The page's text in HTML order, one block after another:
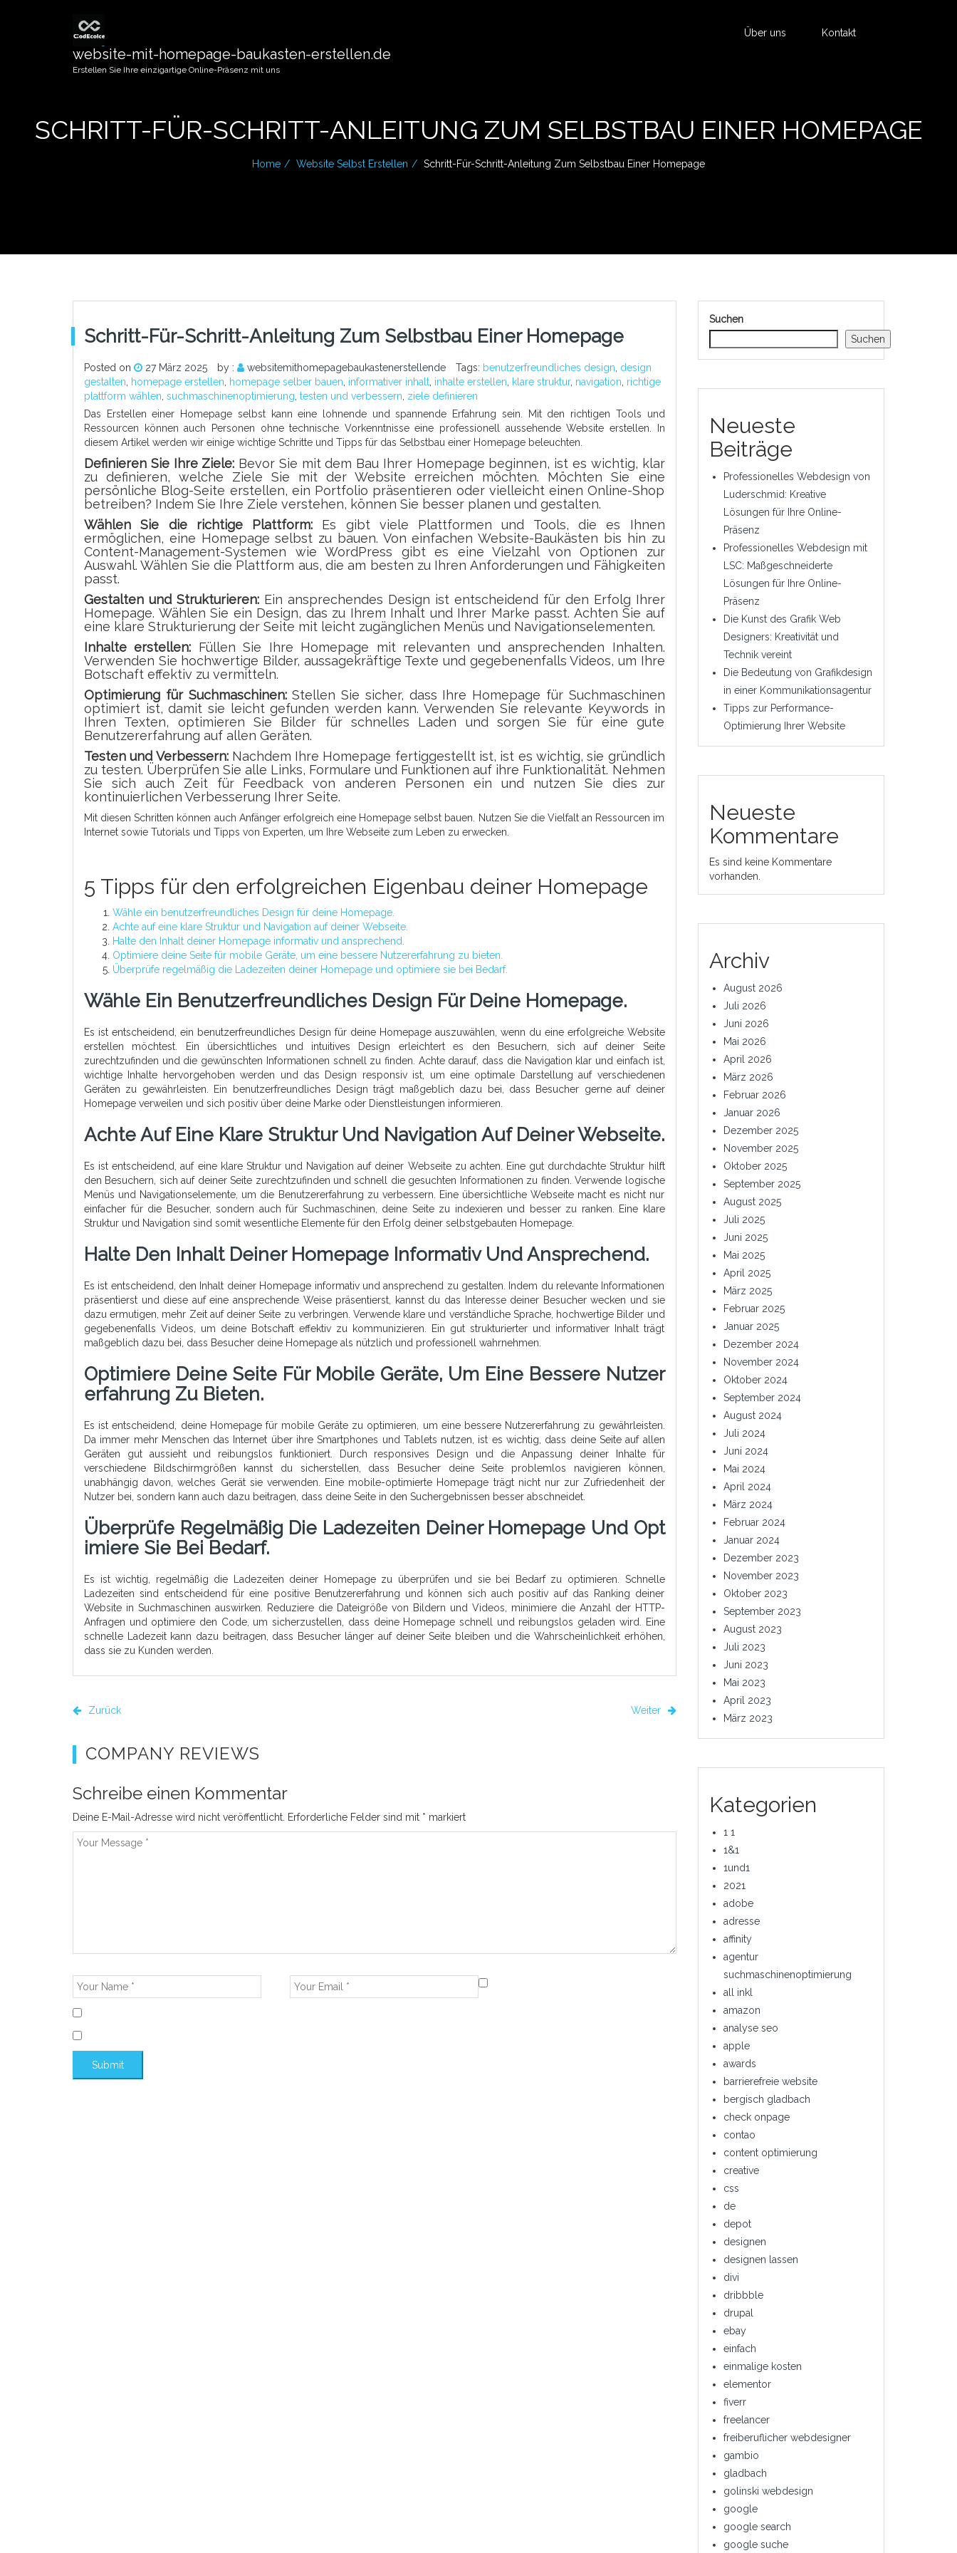
website-mit-homepage-baukasten-erstellen.de
Erstellen Sie Ihre einzigartige Online-Präsenz mit uns
Über uns Kontakt
SCHRITT-FÜR-SCHRITT-ANLEITUNG ZUM SELBSTBAU EINER HOMEPAGE
Home Website Selbst Erstellen Schritt-Für-Schritt-Anleitung Zum Selbstbau Einer Homepage
Schritt-Für-Schritt-Anleitung Zum Selbstbau Einer Homepage
Posted on 27 März 2025 by : websitemithomepagebaukastenerstellende Tags: benutzerfreundliches design design
gestalten
homepage erstellen homepage selber bauen informativer inhalt inhalte erstellen klare struktur, navigation richtige
plattform wählen suchmaschinenoptimierung testen und verbessern ziele definieren
Das Erstellen einer Homepage selbst kann eine lohnende und spannende Erfahrung sein. Mit den richtigen Tools und
Ressourcen können auch Personen ohne technische Vorkenntnisse eine professionell aussehende Website erstellen. In
diesem Artikel werden wir einige wichtige Schritte und Tipps für das Selbstbau einer Homepage beleuchten.
Definieren Sie Ihre Ziele: Bevor Sie mit dem Bau Ihrer Homepage beginnen, ist es wichtig, klar
zu definieren, welche Ziele Sie mit der Website erreichen möchten. Möchten Sie eine
persönliche Blog-Seite erstellen, ein Portfolio präsentieren oder vielleicht einen Online-Shop
betreiben? Indem Sie Ihre Ziele verstehen, können Sie besser planen und gestalten.
Wählen Sie die richtige Plattform: Es gibt viele Plattformen und Tools, die es Ihnen
ermöglichen, eine Homepage selbst zu bauen. Von einfachen Website-Baukästen bis hin zu
Content-Management-Systemen wie WordPress gibt es eine Vielzahl von Optionen zur
Auswahl. Wählen Sie die Plattform aus, die am besten zu Ihren Anforderungen und Fähigkeiten
passt.
Gestalten und Strukturieren:Ein ansprechendes Design ist entscheidend für den Erfolg Ihrer
Homepage. Wählen Sie ein Design, das zu Ihrem Inhalt und Ihrer Marke passt. Achten Sie auf
eine klare Strukturierung der Seite mit leicht zugänglichen Menüs und Navigationselementen.
Inhalte erstellen: Füllen Sie Ihre Homepage mit relevanten und ansprechenden Inhalten.
Verwenden Sie hochwertige Bilder, aussagekräftige Texte und gegebenenfalls Videos, um Ihre
Botschaft effektiv zu vermitteln.
Optimierung für Suchmaschinen:Stellen Sie sicher, dass Ihre Homepage für Suchmaschinen
optimiert ist, damit sie leicht gefunden werden kann. Verwenden Sie relevante Keywords in
Ihren Texten, optimieren Sie Bilder für schnelles Laden und sorgen Sie für eine gute
Benutzererfahrung auf allen Geräten.
Testen und Verbessern:Nachdem Ihre Homepage fertiggestellt ist, ist es wichtig, sie gründlich
zu testen. Überprüfen Sie alle Links, Formulare und Funktionen auf ihre Funktionalität. Nehmen
Sie sich auch Zeit für Feedback von anderen Personen ein und nutzen Sie dies zur
kontinuierlichen Verbesserung Ihrer Seite.
Mit diesen Schritten können auch Anfänger erfolgreich eine Homepage selbst bauen. Nutzen Sie die Vielfalt an Ressourcen im
Internet sowie Tutorials und Tipps von Experten, um Ihre Webseite zum Leben zu erwecken.
5 Tipps für den erfolgreichen Eigenbau deiner Homepage
Wähle ein benutzerfreundliches Design für deine Homepage.
Achte auf eine klare Struktur und Navigation auf deiner Webseite.
Halte den Inhalt deiner Homepage informativ und ansprechend.
Optimiere deine Seite für mobile Geräte, um eine bessere Nutzererfahrung zu bieten.
Überprüfe regelmäßig die Ladezeiten deiner Homepage und optimiere sie bei Bedarf.
Wähle Ein Benutzerfreundliches Design Für Deine Homepage.
Es ist entscheidend, ein benutzerfreundliches Design für deine Homepage auszuwählen, wenn du eine erfolgreiche Website
erstellen möchtest. Ein übersichtliches und intuitives Design erleichtert es den Besuchern, sich auf deiner Seite
zurechtzufinden und die gewünschten Informationen schnell zu finden. Achte darauf, dass die Navigation klar und einfach ist,
wichtige Inhalte hervorgehoben werden und das Design responsiv ist, um eine optimale Darstellung auf verschiedenen
Geräten zu gewährleisten. Ein benutzerfreundliches Design trägt maßgeblich dazu bei, dass Besucher gerne auf deiner
Homepage verweilen und sich positiv über deine Marke oder Dienstleistungen informieren.
Achte Auf Eine Klare Struktur Und Navigation Auf Deiner Webseite.
Es ist entscheidend, auf eine klare Struktur und Navigation auf deiner Webseite zu achten. Eine gut durchdachte Struktur hilft
den Besuchern, sich auf deiner Seite zurechtzufinden und schnell die gesuchten Informationen zu finden. Verwende logische
Menüs und Navigationselemente, um die Benutzererfahrung zu verbessern. Eine übersichtliche Webseite macht es nicht nur
einfacher für die Besucher, sondern auch für Suchmaschinen, deine Seite zu indexieren und besser zu ranken. Eine klare
Struktur und Navigation sind somit wesentliche Elemente für den Erfolg deiner selbstgebauten Homepage.
Halte Den Inhalt Deiner Homepage Informativ Und Ansprechend.
Es ist entscheidend, den Inhalt deiner Homepage informativ und ansprechend zu gestalten. Indem du relevante Informationen
präsentierst und diese auf eine ansprechende Weise präsentierst, kannst du das Interesse deiner Besucher wecken und sie
dazu ermutigen, mehr Zeit auf deiner Seite zu verbringen. Verwende klare und verständliche Sprache, hochwertige Bilder und
gegebenenfalls Videos, um deine Botschaft effektiv zu kommunizieren. Ein gut strukturierter und informativer Inhalt trägt
maßgeblich dazu bei, dass Besucher deine Homepage als nützlich und professionell wahrnehmen.
Optimiere Deine Seite Für Mobile Geräte, Um Eine Bessere Nutzer
Erfahrung Zu Bieten.
Es ist entscheidend, deine Homepage für mobile Geräte zu optimieren, um eine bessere Nutzererfahrung zu gewährleisten.
Da immer mehr Menschen das Internet über ihre Smartphones und Tablets nutzen, ist es wichtig, dass deine Seite auf allen
Geräten gut aussieht und reibungslos funktioniert. Durch responsives Design und die Anpassung deiner Inhalte für
verschiedene Bildschirmgrößen kannst du sicherstellen, dass Besucher deine Seite problemlos navigieren können,
unabhängig davon, welches Gerät sie verwenden. Eine mobile-optimierte Homepage trägt nicht nur zur Zufriedenheit der
Nutzer bei, sondern kann auch dazu beitragen, dass deine Seite in den Suchergebnissen besser abschneidet.
Überprüfe Regelmäßig Die Ladezeiten Deiner Homepage Und Opt
Imiere Sie Bei Bedarf.
Es ist wichtig, regelmäßig die Ladezeiten deiner Homepage zu überprüfen und sie bei Bedarf zu optimieren. Schnelle
Ladezeiten sind entscheidend für eine positive Benutzererfahrung und können sich auch positiv auf das Ranking deiner
Website in Suchmaschinen auswirken. Reduziere die Dateigröße von Bildern und Videos, minimiere die Anzahl der HTTP-
Anfragen und optimiere den Code, um sicherzustellen, dass deine Homepage schnell und reibungslos geladen wird. Eine
schnelle Ladezeit kann dazu beitragen, dass Besucher länger auf deiner Seite bleiben und die Wahrscheinlichkeit erhöhen,
dass sie zu Kunden werden.
Zurück Weiter
COMPANY REVIEWS
Schreibe einen Kommentar
Deine E-Mail-Adresse wird nicht veröffentlicht. Erforderliche Felder sind mit * markiert
Suchen
Suchen
Neueste
Beiträge
Professionelles Webdesign von
Luderschmid: Kreative
Lösungen für Ihre Online-
Präsenz
Professionelles Webdesign mit
LSC: Maßgeschneiderte
Lösungen für Ihre Online-
Präsenz
Die Kunst des Grafik Web
Designers: Kreativität und
Technik vereint
Die Bedeutung von Grafikdesign
in einer Kommunikationsagentur
Tipps zur Performance-
Optimierung Ihrer Website
Neueste
Kommentare
Es sind keine Kommentare
vorhanden.
Archiv
August 2026
Juli 2026
Juni 2026
Mai 2026
April 2026
März 2026
Februar 2026
Januar 2026
Dezember 2025
November 2025
Oktober 2025
September 2025
August 2025
Juli 2025
Juni 2025
Mai 2025
April 2025
März 2025
Februar 2025
Januar 2025
Dezember 2024
November 2024
Oktober 2024
September 2024
August 2024
Juli 2024
Juni 2024
Mai 2024
April 2024
März 2024
Februar 2024
Januar 2024
Dezember 2023
November 2023
Oktober 2023
September 2023
August 2023
Juli 2023
Juni 2023
Mai 2023
April 2023
März 2023
Kategorien
1 1
1&1
1und1
2021
adobe
adresse
affinity
agentur
suchmaschinenoptimierung
all inkl
amazon
analyse seo
apple
awards
barrierefreie website
bergisch gladbach
check onpage
contao
content optimierung
creative
css
de
depot
designen
designen lassen
divi
dribbble
drupal
ebay
einfach
einmalige kosten
elementor
fiverr
freelancer
freiberuflicher webdesigner
gambio
gladbach
golinski webdesign
google
google search
google suche